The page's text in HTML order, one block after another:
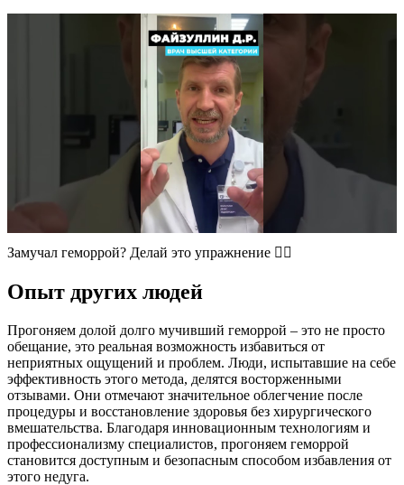
Замучал геморрой? Делай это упражнение 👍🏻
Опыт других людей
Прогоняем долой долго мучивший геморрой – это не просто
обещание, это реальная возможность избавиться от
неприятных ощущений и проблем. Люди, испытавшие на себе
эффективность этого метода, делятся восторженными
отзывами. Они отмечают значительное облегчение после
процедуры и восстановление здоровья без хирургического
вмешательства. Благодаря инновационным технологиям и
профессионализму специалистов, прогоняем геморрой
становится доступным и безопасным способом избавления от
этого недуга.